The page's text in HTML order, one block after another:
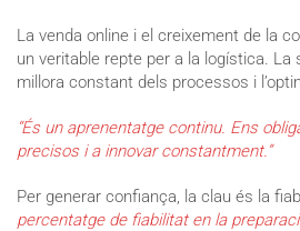
La venda online i el creixement de la
un veritable repte per a la logística. La
millora constant dels processos i
“És un aprenentatge continu. Ens
precisos i a innovar constantment.”
Per generar confiança, la clau és la
percentatge de fiabilitat en la